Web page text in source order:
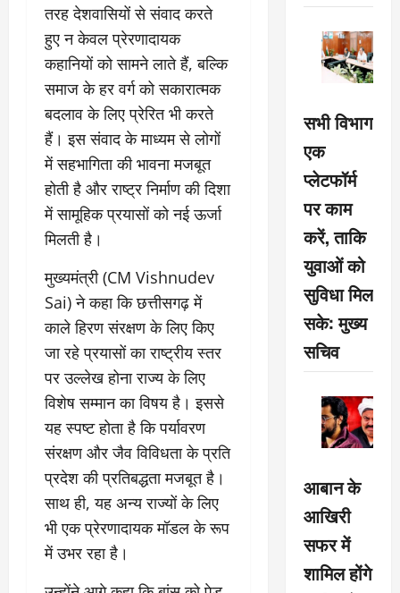
तरह देशवासियों से संवाद करते
हुए न केवल प्रेरणादायक
कहानियों को सामने लाते हैं, बल्कि
समाज के हर वर्ग को सकारात्मक
बदलाव के लिए प्रेरित भी करते
हैं। इस संवाद के माध्यम से लोगों
में सहभागिता की भावना मजबूत
होती है और राष्ट्र निर्माण की दिशा
में सामूहिक प्रयासों को नई ऊर्जा
मिलती है।
मुख्यमंत्री (CM Vishnudev
Sai) ने कहा कि छत्तीसगढ़ में
काले हिरण संरक्षण के लिए किए
जा रहे प्रयासों का राष्ट्रीय स्तर
पर उल्लेख होना राज्य के लिए
विशेष सम्मान का विषय है। इससे
यह स्पष्ट होता है कि पर्यावरण
संरक्षण और जैव विविधता के प्रति
प्रदेश की प्रतिबद्धता मजबूत है।
साथ ही, यह अन्य राज्यों के लिए
भी एक प्रेरणादायक मॉडल के रूप
में उभर रहा है।
सभी विभाग
एक
प्लेटफॉर्म
पर काम
करें, ताकि
युवाओं को
सुविधा मिल
सके: मुख्य
सचिव
आबान के
आखिरी
सफर में
शामिल होंगे